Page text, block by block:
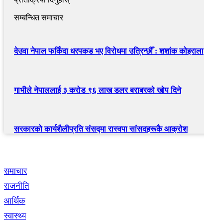
सम्बन्धित समाचार
देउवा नेपाल फर्किंदा धरपकड भए विरोधमा उत्रिन्छौँ : शशांक कोइराला
गाभीले नेपाललाई ३ करोड ९६ लाख डलर बराबरको खोप दिने
सरकारको कार्यशैलीप्रति संसद्‍मा रास्वपा सांसदहरूकै आक्रोश
समाचार
राजनीति
आर्थिक
स्वास्थ्य